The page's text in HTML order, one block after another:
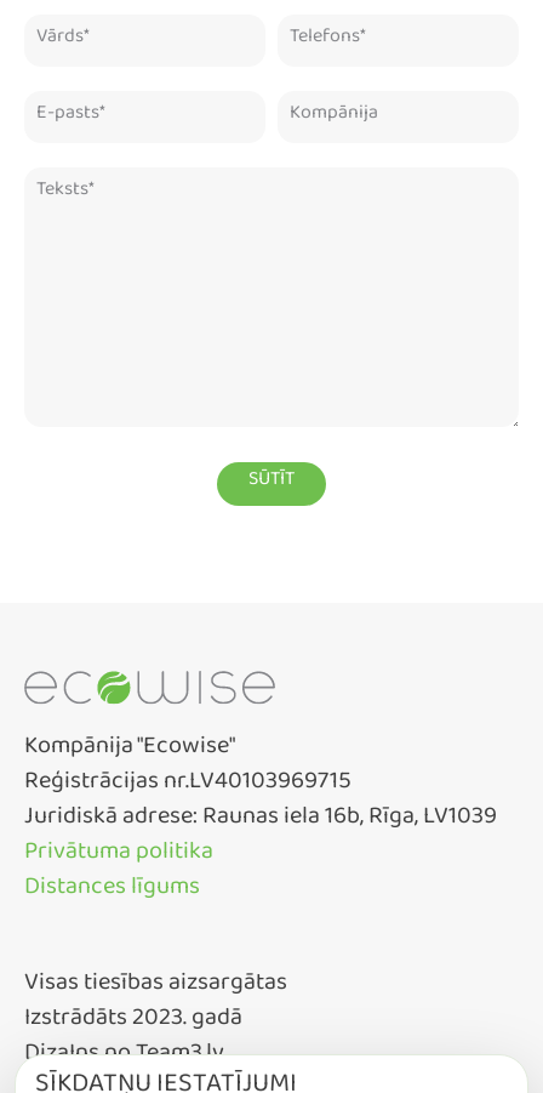
Kompānija "Ecowise"
Reģistrācijas nr.LV40103969715
Juridiskā adrese: Raunas iela 16b, Rīga, LV1039
Privātuma politika
Distances līgums
Visas tiesības aizsargātas
Izstrādāts 2023. gadā
DizaIns no Team3.lv